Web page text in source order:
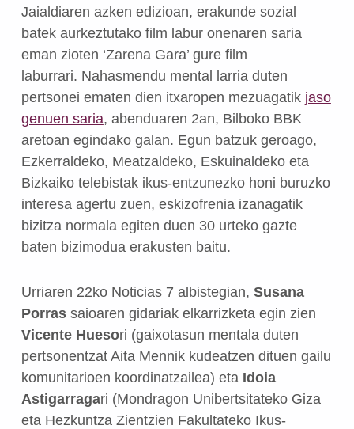
Jaialdiaren azken edizioan, erakunde sozial
batek aurkeztutako film labur onenaren saria
eman zioten ‘Zarena Gara’ gure film
laburrari. Nahasmendu mental larria duten
pertsonei ematen dien itxaropen mezuagatik jaso
genuen saria, abenduaren 2an, Bilboko BBK
aretoan egindako galan. Egun batzuk geroago,
Ezkerraldeko, Meatzaldeko, Eskuinaldeko eta
Bizkaiko telebistak ikus-entzunezko honi buruzko
interesa agertu zuen, eskizofrenia izanagatik
bizitza normala egiten duen 30 urteko gazte
baten bizimodua erakusten baitu.
Urriaren 22ko Noticias 7 albistegian, Susana
Porrassaioaren gidariak elkarrizketa egin zien
Vicente Huesori (gaixotasun mentala duten
pertsonentzat Aita Mennik kudeatzen dituen gailu
komunitarioen koordinatzailea) eta Idoia
Astigarragari (Mondragon Unibertsitateko Giza
eta Hezkuntza Zientzien Fakultateko Ikus-